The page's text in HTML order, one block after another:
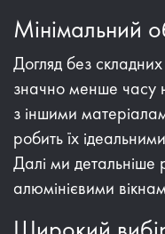
Мінімальний
Догляд без
значно менше часу
з іншими
робить їх
Далі ми детальніше
алюмінієвими